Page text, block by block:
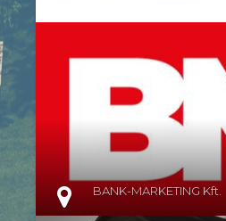
SZCZEGÓŁY
BANK-MARKETING Kft.